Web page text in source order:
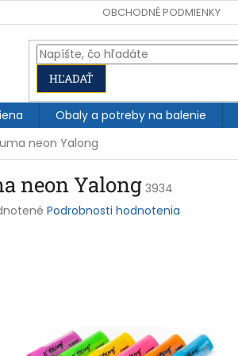
OBCHODNÉ PODMIENKY
HĽADAŤ
Obaly a potreby na balenie
neon Yalong
neon Yalong 3934
Podrobnosti hodnotenia